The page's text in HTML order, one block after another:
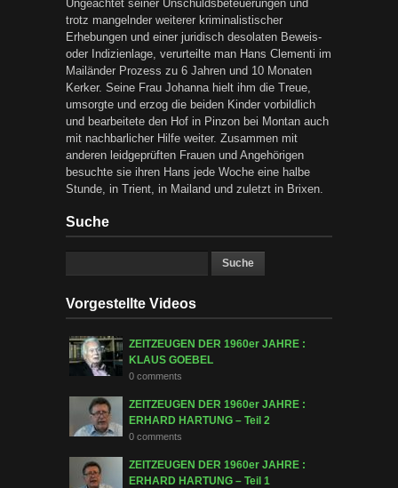
Ungeachtet seiner Unschuldsbeteuerungen und
trotz mangelnder weiterer kriminalistischer
Erhebungen und einer juridisch desolaten Beweis-
oder Indizienlage, verurteilte man Hans Clementi im
Mailänder Prozess zu 6 Jahren und 10 Monaten
Kerker. Seine Frau Johanna hielt ihm die Treue,
umsorgte und erzog die beiden Kinder vorbildlich
und bearbeitete den Hof in Pinzon bei Montan auch
mit nachbarlicher Hilfe weiter. Zusammen mit
anderen leidgeprüften Frauen und Angehörigen
besuchte sie ihren Hans jede Woche eine halbe
Stunde, in Trient, in Mailand und zuletzt in Brixen.
Suche
Vorgestellte Videos
ZEITZEUGEN DER 1960er JAHRE :
KLAUS GOEBEL
0 comments
ZEITZEUGEN DER 1960er JAHRE :
ERHARD HARTUNG – Teil 2
0 comments
ZEITZEUGEN DER 1960er JAHRE :
ERHARD HARTUNG – Teil 1